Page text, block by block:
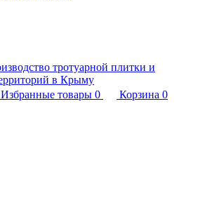
Избранные товары 0 Корзина 0